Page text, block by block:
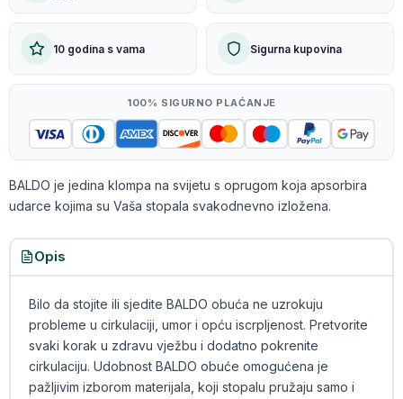
10 godina s vama Sigurna kupovina
100% SIGURNO PLAĆANJE
BALDO je jedina klompa na svijetu s oprugom koja apsorbira
udarce kojima su Vaša stopala svakodnevno izložena.
Opis
Bilo da stojite ili sjedite BALDO obuća ne uzrokuju
probleme u cirkulaciji, umor i opću iscrpljenost. Pretvorite
svaki korak u zdravu vježbu i dodatno pokrenite
cirkulaciju. Udobnost BALDO obuće omogućena je
pažljivim izborom materijala, koji stopalu pružaju samo i